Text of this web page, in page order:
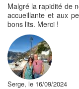
Malgré la rapidité de
accueillante et aux
bons lits. Merci !
Serge, le 16/09/2024